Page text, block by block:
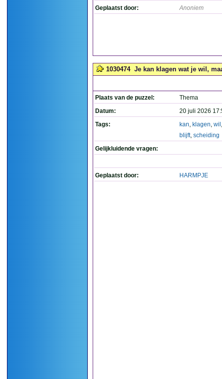
Geplaatst door: Anoniem
1030474 Je kan klagen wat je wil,
Plaats van de puzzel:
Thema
Datum:
20 juli 2026
Tags:
kan, klagen, wil
blijft, scheiding
Gelijkluidende vragen:
Geplaatst door: HARMPJE